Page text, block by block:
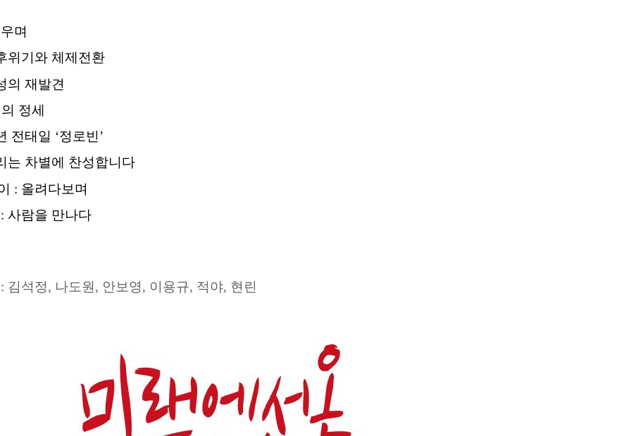
며
위기와 체제전환
의 재발견
정세
전태일 ‘정로빈’
는 차별에 찬성합니다
: 올려다보며
사람을 만나다
김석정, 나도원, 안보영, 이용규, 적야, 현린